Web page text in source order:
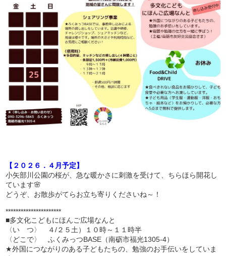
【２０２６．４月予定】
小矢部川公園の桜が、急な暖かさに刺激を受けて、ちらほら開花し
ています🌸
どうぞ、お散歩がてらお立ち寄りくださいね～！
**********************
■多文化こどもにほんご広場なんと
〈い つ〉 ４/２５土）１０時～１１時半
〈どこで〉 ふくみっつBASE（南砺市福光1305-4）
★外国につながりのある子どもたちの、勉強のお手伝いをしていま